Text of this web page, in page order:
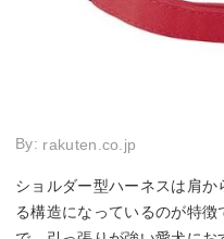
By: rakuten.co.jp
ショルダー型ハーネスは肩
る構造になっているのが特